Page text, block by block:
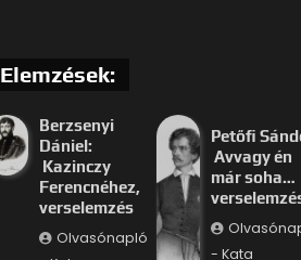
Elemzések:
Berzsenyi
Dániel:
Kazinczy
Ferencnéhez,
verselemzés
Olvasónapló
Petőfi
Avvagy én
már soha…
- Kata